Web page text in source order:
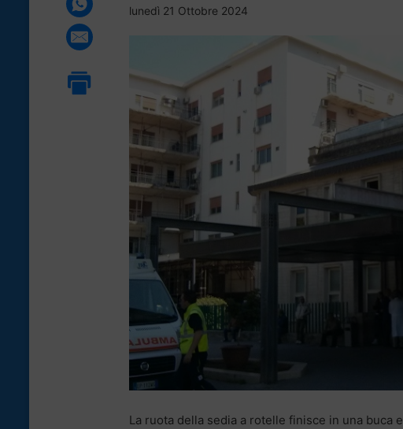
lunedì 21 Ottobre 2024
La ruota della sedia a rotelle finisce in una buca e